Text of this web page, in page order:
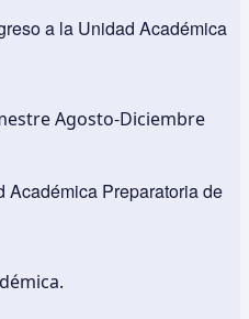
a la Unidad Académica
Agosto-Diciembre
Preparatoria de